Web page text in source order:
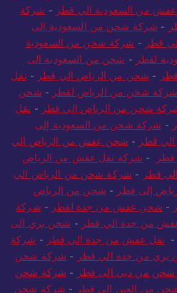
من السعودية الى قطر-شركة شحن
عفش من السعودية الي قطر - شركة
-شركة شحن من السعودية الى
قطر-
شركة شحن من السعودية
لقطر-
شحن من السعودية الى
- شحن من الرياض الي قطر- نقل
شحن من الرياض لقطر-
شحن
شحن من الرياض الي قطر
-
شركة شحن من السعودية إلى
قطر-شحن عفش من الرياض الي
قطر-
شركة نقل عفش من الرياض
قطر -شركة شحن من الرياض الي
إلى قطر - شحن من الرياض
- شحن عفش من جدة لقطر -
شركة
من جدة الي قطر-
شحن بري الى
- نقل عفش من جدة الي قطر-شركة
بري من جدة الي قطر - شركة شحن
من دبي الى قطر - شركة شحن